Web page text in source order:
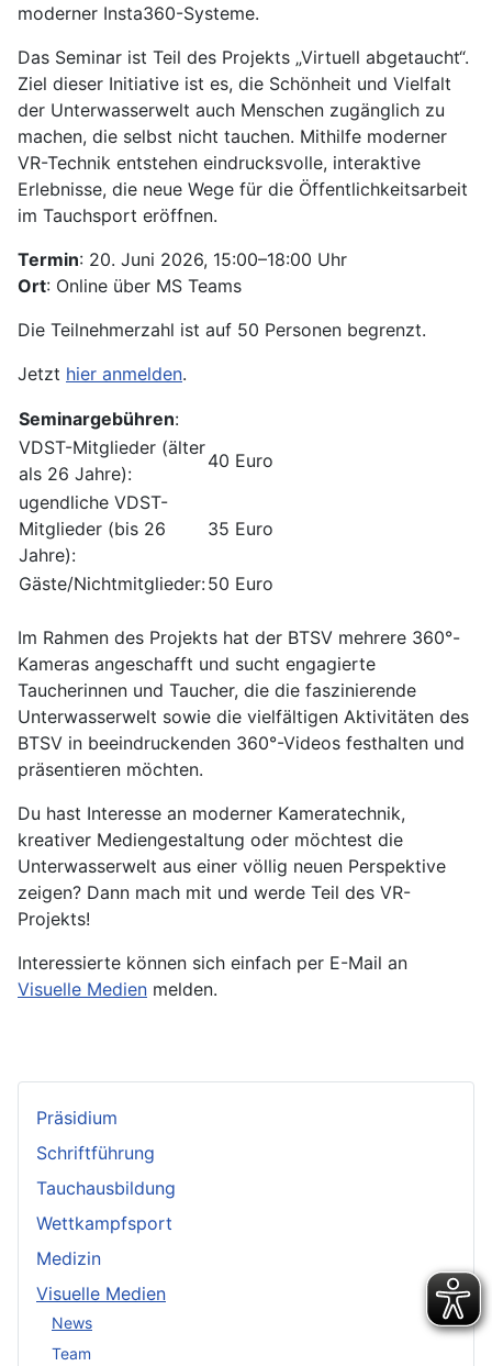
Präsidium
Schriftführung
Tauchausbildung
Wettkampfsport
Medizin
Visuelle Medien
News
Team
moderner Insta360-Systeme.
Das Seminar ist Teil des Projekts „Virtuell abgetaucht“.
Ziel dieser Initiative ist es, die Schönheit und Vielfalt
der Unterwasserwelt auch Menschen zugänglich zu
machen, die selbst nicht tauchen. Mithilfe moderner
VR-Technik entstehen eindrucksvolle, interaktive
Erlebnisse, die neue Wege für die Öffentlichkeitsarbeit
im Tauchsport eröffnen.
Termin: 20. Juni 2026, 15:00–18:00 Uhr
Ort: Online über MS Teams
Die Teilnehmerzahl ist auf 50 Personen begrenzt.
Jetzt hier anmelden.
Seminargebühren:
VDST-Mitglieder (älter
als 26 Jahre):
40 Euro
ugendliche VDST-
Mitglieder (bis 26
Jahre):
35 Euro
Gäste/Nichtmitglieder:50 Euro
Im Rahmen des Projekts hat der BTSV mehrere 360°-
Kameras angeschafft und sucht engagierte
Taucherinnen und Taucher, die die faszinierende
Unterwasserwelt sowie die vielfältigen Aktivitäten des
BTSV in beeindruckenden 360°-Videos festhalten und
präsentieren möchten.
Du hast Interesse an moderner Kameratechnik,
kreativer Mediengestaltung oder möchtest die
Unterwasserwelt aus einer völlig neuen Perspektive
zeigen? Dann mach mit und werde Teil des VR-
Projekts!
Interessierte können sich einfach per E-Mail an
Visuelle Medien melden.